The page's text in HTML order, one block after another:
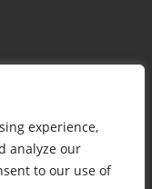
experience,
analyze our
to our use of